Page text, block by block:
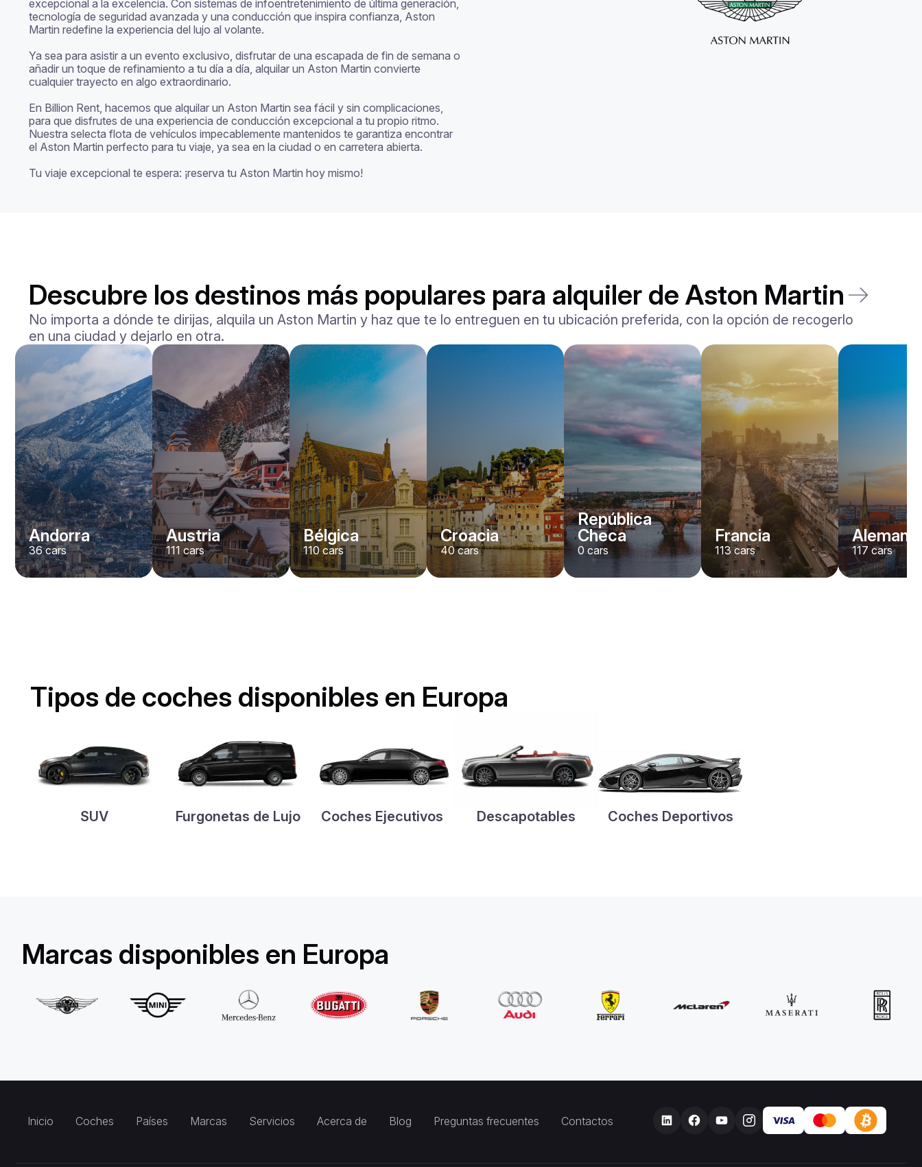
excepcional a la excelencia. Con sistemas de infoentretenimiento de última generación,
tecnología de seguridad avanzada y una conducción que inspira confianza, Aston
Martin redefine la experiencia del lujo al volante.
Ya sea para asistir a un evento exclusivo, disfrutar de una escapada de fin de semana o
añadir un toque de refinamiento a tu día a día, alquilar un Aston Martin convierte
cualquier trayecto en algo extraordinario.
En Billion Rent, hacemos que alquilar un Aston Martin sea fácil y sin complicaciones,
para que disfrutes de una experiencia de conducción excepcional a tu propio ritmo.
Nuestra selecta flota de vehículos impecablemente mantenidos te garantiza encontrar
el Aston Martin perfecto para tu viaje, ya sea en la ciudad o en carretera abierta.
Tu viaje excepcional te espera: ¡reserva tu Aston Martin hoy mismo!
Descubre los destinos más populares para alquiler de Aston Martin
No importa a dónde te dirijas, alquila un Aston Martin y haz que te lo entreguen en tu ubicación preferida, con la opción de recogerlo
en una ciudad y dejarlo en otra.
Andorra
36cars
Austria
111 cars
Bélgica
110cars
Croacia
40cars
República
Checa
0 cars
Francia
113cars
Alemania
117 cars
Tipos de coches disponibles en Europa
SUV Furgonetas de Lujo Coches Ejecutivos Descapotables Coches Deportivos
Marcas disponibles en Europa
Inicio Coches Países Marcas Servicios Acerca de Blog Preguntas frecuentes Contactos